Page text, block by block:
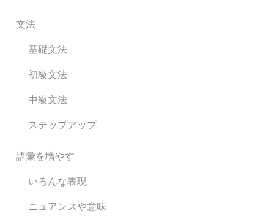
文法
基礎文法
初級文法
中級文法
ステップアップ
語彙を増やす
いろんな表現
ニュアンスや意味